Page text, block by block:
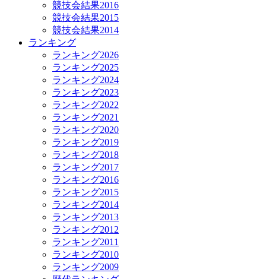
競技会結果2016
競技会結果2015
競技会結果2014
ランキング
ランキング2026
ランキング2025
ランキング2024
ランキング2023
ランキング2022
ランキング2021
ランキング2020
ランキング2019
ランキング2018
ランキング2017
ランキング2016
ランキング2015
ランキング2014
ランキング2013
ランキング2012
ランキング2011
ランキング2010
ランキング2009